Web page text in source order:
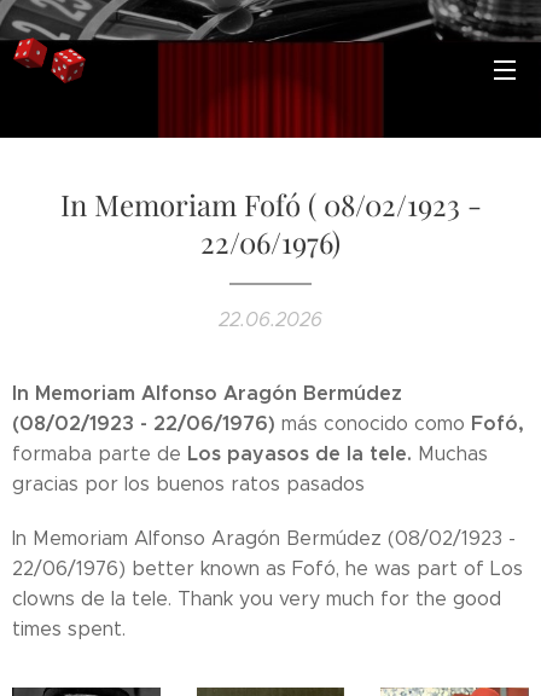
In Memoriam Fofó ( 08/02/1923 -
22/06/1976)
22.06.2026
In Memoriam Alfonso Aragón Bermúdez
(08/02/1923 - 22/06/1976) más conocido como Fofó,
formaba parte de Los payasos de la tele. Muchas
gracias por los buenos ratos pasados
In Memoriam Alfonso Aragón Bermúdez (08/02/1923 -
22/06/1976) better known as Fofó, he was part of Los
clowns de la tele. Thank you very much for the good
times spent.